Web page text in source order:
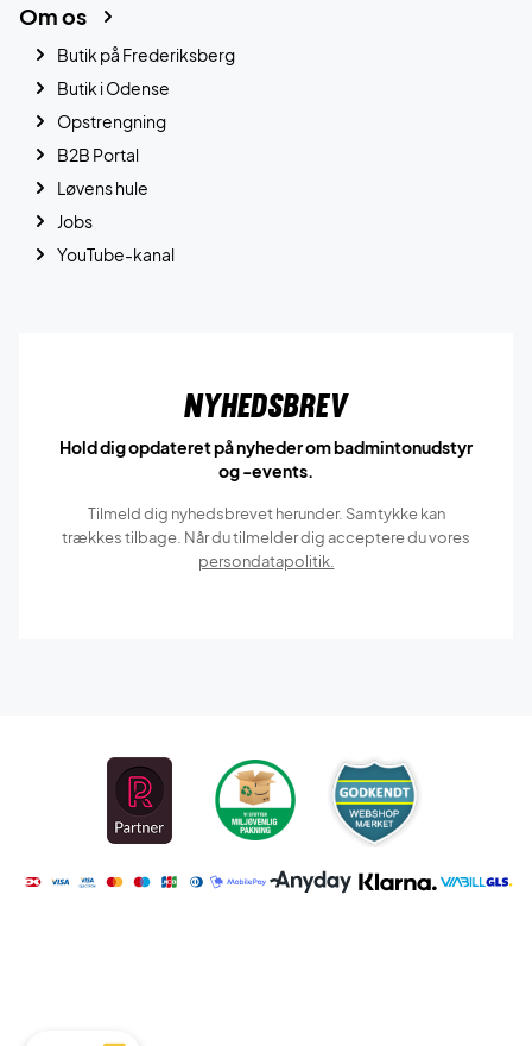
Om os
Butik på Frederiksberg
Butik i Odense
Opstrengning
B2B Portal
Løvens hule
Jobs
YouTube-kanal
Nyhedsbrev
Hold dig opdateret på nyheder om badmintonudstyr
og -events.
Tilmeld dig nyhedsbrevet herunder. Samtykke kan
trækkes tilbage. Når du tilmelder dig acceptere du vores
persondatapolitik.